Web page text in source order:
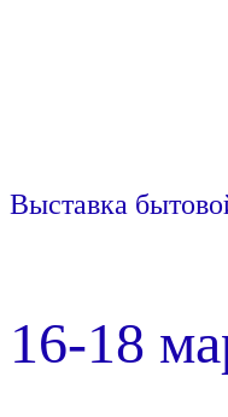
Выставка
16-18